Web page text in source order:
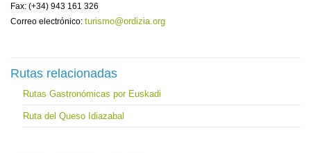
Fax: (+34) 943 161 326
Correo electrónico: turismo@ordizia.org
Rutas relacionadas
Rutas Gastronómicas por Euskadi
Ruta del Queso Idiazabal